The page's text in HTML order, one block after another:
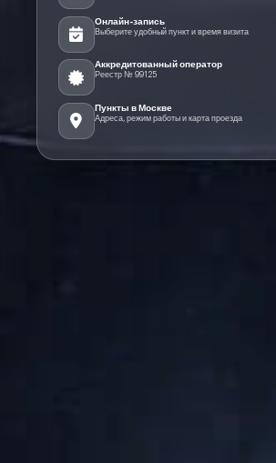
Онлайн-запись
Выберите удобный пункт и время визита
Аккредитованный оператор
Реестр № 99125
Пункты в Москве
Адреса, режим работы и карта проезда